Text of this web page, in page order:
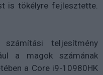
is tökélyre fejlesztette.
teljesítmény
a magok számának
a Core i9-10980HK